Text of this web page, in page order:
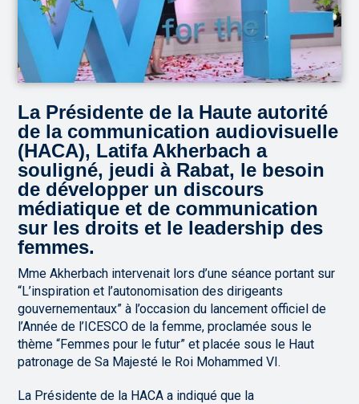
La Présidente de la Haute autorité
de la communication audiovisuelle
(HACA), Latifa Akherbach a
souligné, jeudi à Rabat, le besoin
de développer un discours
médiatique et de communication
sur les droits et le leadership des
femmes.
Mme Akherbach intervenait lors d’une séance portant sur
“L’inspiration et l’autonomisation des dirigeants
gouvernementaux” à l’occasion du lancement officiel de
l’Année de l’ICESCO de la femme, proclamée sous le
thème “Femmes pour le futur” et placée sous le Haut
patronage de Sa Majesté le Roi Mohammed VI.
La Présidente de la HACA a indiqué que la